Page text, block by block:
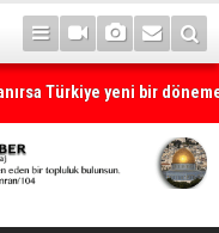
Türkiye yeni bir